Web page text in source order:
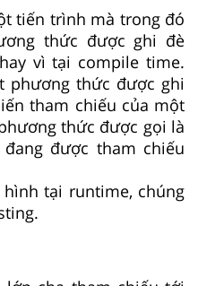
tiến trình mà trong đó
thức được ghi đè
vì tại compile time.
phương thức được ghi
tham chiếu của một
thức được gọi là
được tham chiếu
tại runtime, chúng